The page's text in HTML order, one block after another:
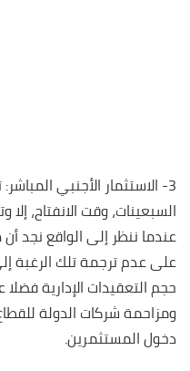
3- الاستثمار الأجنبي
السبعينات، وقت الانفتاح،
عندما ننظر إلى الواقع نجد
على عدم ترجمة تلك الرغبة
حجم التعقيدات الإدارية
ومزاحمة شركات الدولة
دخول المستثمرين.